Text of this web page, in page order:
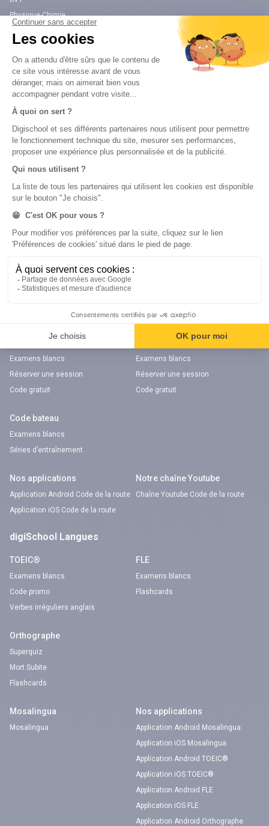
Physique-Chimie
Annales
Bac
Brevet des collèges
Application iOS Éducation
Chaîne Youtube Lycée
Orientation
Diplômes
Formations
Métiers
Écoles
Nos applications
Notre chaîne Youtube
Chaîne Youtube Orientation
digiSchool Code
Examens blancs
Réserver une session
Code gratuit
Examens blancs
Réserver une session
Code gratuit
Code bateau
Examens blancs
Séries d’entraînement
Nos applications
Application Android Code de la route
Application iOS Code de la route
Notre chaîne Youtube
Chaîne Youtube Code de la route
digiSchool Langues
TOEIC®
Examens blancs
Code promo
Verbes irréguliers anglais
FLE
Examens blancs
Flashcards
Orthographe
Superquiz
Mort Subite
Flashcards
Mosalingua
Mosalingua
Nos applications
Application Android Mosalingua
Application iOS Mosalingua
Application Android TOEIC®
Application iOS TOEIC®
Application Android FLE
Application iOS FLE
Application Android Orthographe